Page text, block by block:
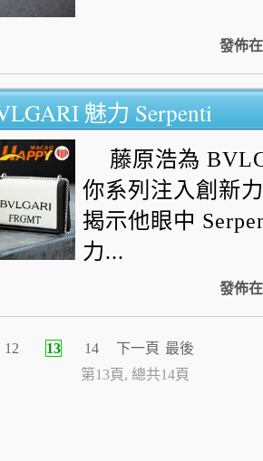
發佈在
魅力 Serpenti
藤原浩為
你系列注入創新
揭示他眼中
力...
發佈在
12 13 14 下一頁 最後
第13頁, 總共14頁